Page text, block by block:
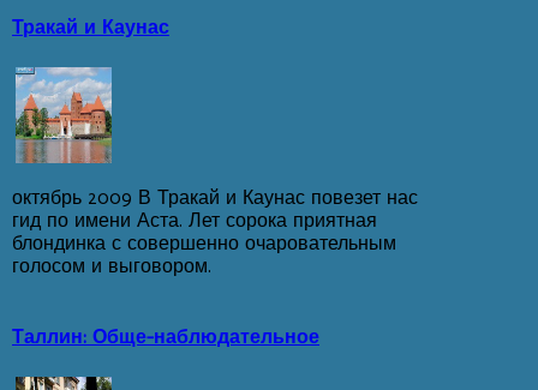
Тракай и Каунас
октябрь 2009 В Тракай и Каунас повезет нас
гид по имени Аста. Лет сорока приятная
блондинка с совершенно очаровательным
голосом и выговором.
Таллин: Обще-наблюдательное